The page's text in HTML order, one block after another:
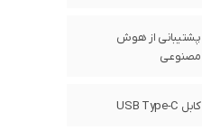
پشتیبانی از هوش
مصنوعی
کابل USB Type-C